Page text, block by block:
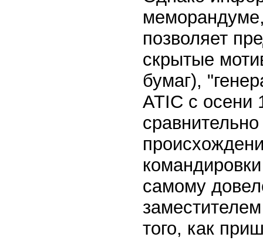
позволяет
скрытые
бумаг),
ATIC с осени
самому
того, как